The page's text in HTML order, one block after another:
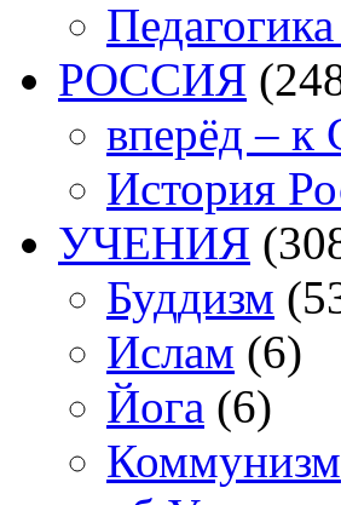
РОССИЯ
вперёд –
История
УЧЕНИЯ
Буддизм
Ислам (6)
Йога (6)
Коммунизм